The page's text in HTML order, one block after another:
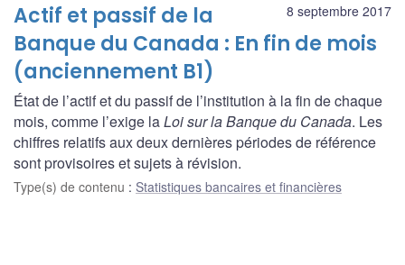
8 septembre 2017
Actif et passif de la
Banque du Canada : En fin de mois
(anciennement B1)
État de l’actif et du passif de l’institution à la fin de chaque
mois, comme l’exige laLoi sur la Banque du Canada. Les
chiffres relatifs aux deux dernières périodes de référence
sont provisoires et sujets à révision.
Type(s) de contenu : Statistiques bancaires et financières